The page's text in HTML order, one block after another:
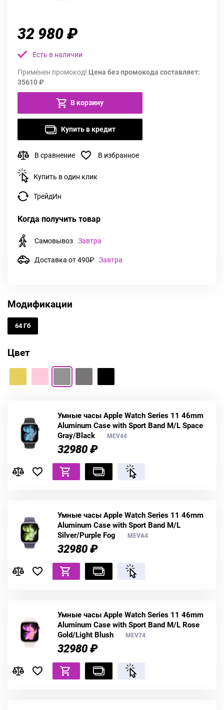
32 980 ₽
Есть в наличии
Применен промокод! Цена без промокода составляет:
35610 ₽
В корзину
Купить в кредит
В сравнение В избранное
Купить в один клик
ТрейдИн
Когда получить товар
Самовывоз Завтра
Доставка от 490₽ Завтра
Модификации
64 Гб
Цвет
Умные часы Apple Watch Series 11 46mm
Aluminum Case with Sport Band M/L Space
Gray/Black
MEV44
32980 ₽
Умные часы Apple Watch Series 11 46mm
Aluminum Case with Sport Band M/L
Silver/Purple Fog
MEVA4
32980 ₽
Умные часы Apple Watch Series 11 46mm
Aluminum Case with Sport Band M/L Rose
Gold/Light Blush
MEV74
32980 ₽